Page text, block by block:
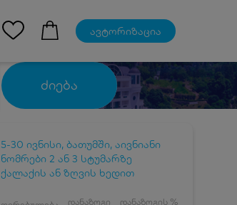
ავტორიზაცია
ძიება
5-30 ივნისი, ბათუმში, აივნიანი
ნომრები 2 ან 3 სტუმარზე
ქალაქის ან ზღვის ხედით
დანაზოგი დანაზოგის %